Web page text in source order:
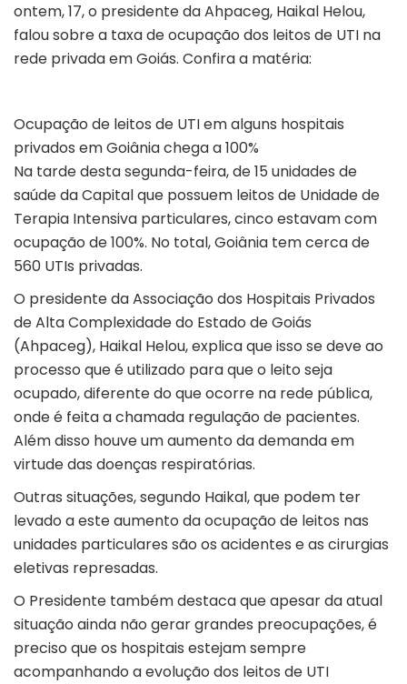
ontem, 17, o presidente da Ahpaceg, Haikal Helou,
falou sobre a taxa de ocupação dos leitos de UTI na
rede privada em Goiás. Confira a matéria:
Ocupação de leitos de UTI em alguns hospitais
privados em Goiânia chega a 100%
Na tarde desta segunda-feira, de 15 unidades de
saúde da Capital que possuem leitos de Unidade de
Terapia Intensiva particulares, cinco estavam com
ocupação de 100%. No total, Goiânia tem cerca de
560 UTIs privadas.
O presidente da Associação dos Hospitais Privados
de Alta Complexidade do Estado de Goiás
(Ahpaceg), Haikal Helou, explica que isso se deve ao
processo que é utilizado para que o leito seja
ocupado, diferente do que ocorre na rede pública,
onde é feita a chamada regulação de pacientes.
Além disso houve um aumento da demanda em
virtude das doenças respiratórias.
Outras situações, segundo Haikal, que podem ter
levado a este aumento da ocupação de leitos nas
unidades particulares são os acidentes e as cirurgias
eletivas represadas.
O Presidente também destaca que apesar da atual
situação ainda não gerar grandes preocupações, é
preciso que os hospitais estejam sempre
acompanhando a evolução dos leitos de UTI